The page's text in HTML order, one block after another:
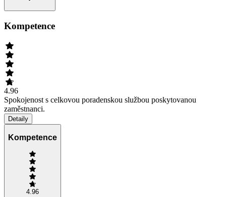
Kompetence
4.96
Spokojenost s celkovou poradenskou službou poskytovanou
zaměstnanci.
Detaily
Kompetence
4.96